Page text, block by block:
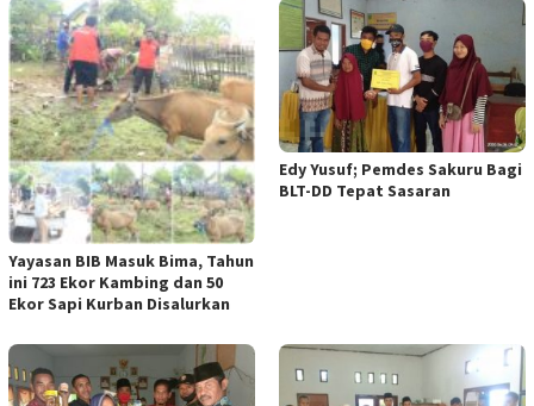
Yayasan BIB Masuk Bima, Tahun
ini 723 Ekor Kambing dan 50
Ekor Sapi Kurban Disalurkan
Edy Yusuf; Pemdes Sakuru Bagi
BLT-DD Tepat Sasaran